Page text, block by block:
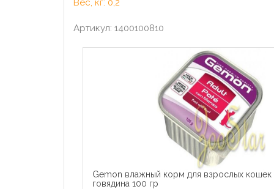
Вес, кг: 0,2
Артикул: 1400100810
Gemon влажный корм для взрослых кошек
говядина 100 гр